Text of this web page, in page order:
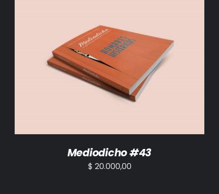
AÑADIR AL CARRITO DETALLES
Mediodicho #43
$ 20.000,00